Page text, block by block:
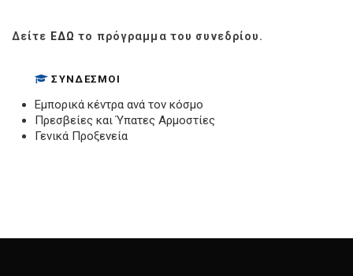
Δείτε ΕΔΩ το πρόγραμμα του συνεδρίου.
ΣΎΝΔΕΣΜΟΙ
Εμπορικά κέντρα ανά τον κόσμο
Πρεσβείες και Ύπατες Αρμοστίες
Γενικά Προξενεία